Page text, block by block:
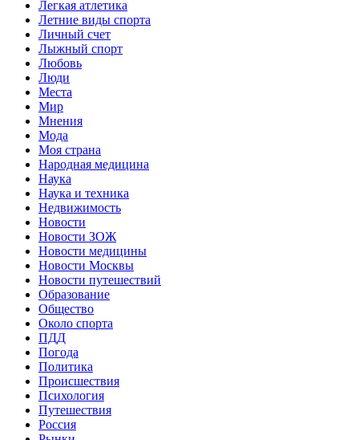
Легкая атлетика
Летние виды спорта
Личный счет
Лыжный спорт
Любовь
Люди
Места
Мир
Мнения
Мода
Моя страна
Народная медицина
Наука
Наука и техника
Недвижимость
Новости
Новости ЗОЖ
Новости медицины
Новости Москвы
Новости путешествий
Образование
Общество
Около спорта
ПДД
Погода
Политика
Происшествия
Психология
Путешествия
Россия